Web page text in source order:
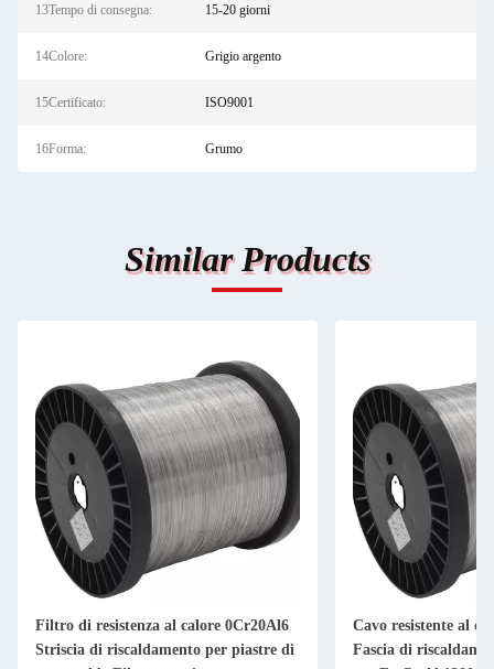
13Tempo di consegna: 15-20 giorni
14Colore: Grigio argento
15Certificato: ISO9001
16Forma: Grumo
Similar Products
Filtro di resistenza al calore 0Cr20Al6
Striscia di riscaldamento per piastre di
Cavo resistente al
Fascia di